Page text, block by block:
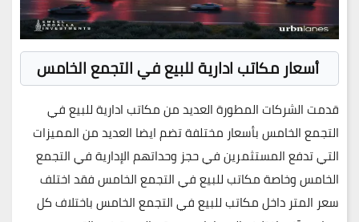
أسعار مكاتب ادارية للبيع في التجمع الخامس
قدمت الشركات المطورة العديد من مكاتب ادارية للبيع في
التجمع الخامس بأسعار مختلفة تضم ايضا العديد من المميزات
التي تدفع المستثمرين في حجز وحداتهم الإدارية في التجمع
الخامس وخاصة مكاتب للبيع في التجمع الخامس فقد اختلف
سعر المتر داخل مكاتب للبيع في التجمع الخامس باختلاف كل